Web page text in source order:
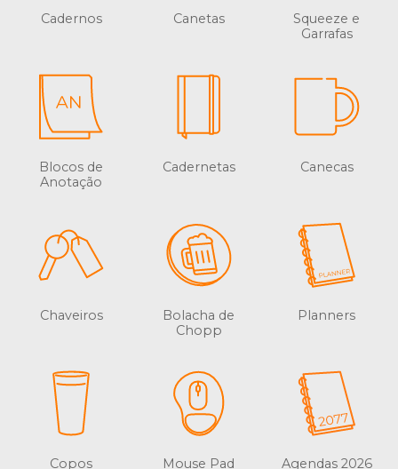
Cadernos Canetas
Squeeze e
Garrafas
Blocos de
Anotação
Cadernetas Canecas
Chaveiros
Bolacha de
Chopp
Planners
Copos Mouse Pad Agendas 2026